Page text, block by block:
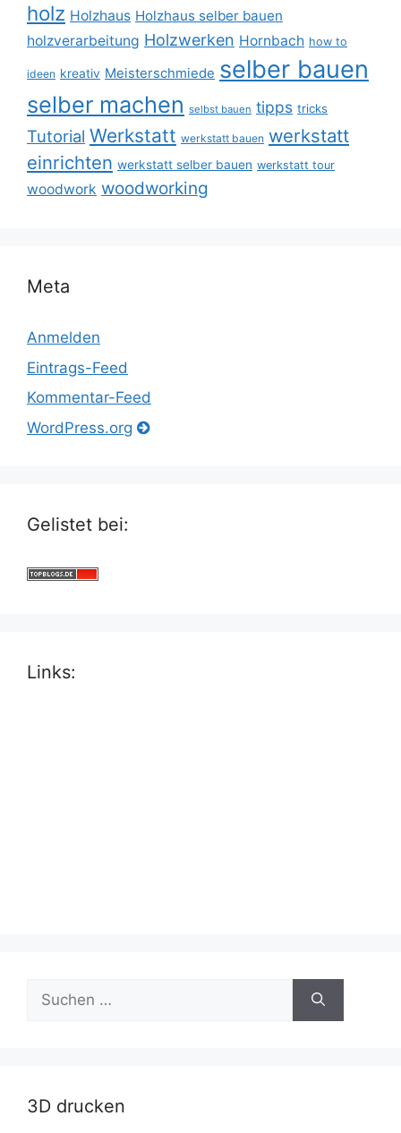
holz Holzhaus Holzhaus selber bauen
holzverarbeitung Holzwerken Hornbach how to
ideen kreativ Meisterschmiede selber bauen
selber machen selbst bauen tipps tricks
Tutorial Werkstatt werkstatt bauen werkstatt
einrichten werkstatt selber bauen werkstatt tour
woodwork woodworking
Meta
Anmelden
Eintrags-Feed
Kommentar-Feed
WordPress.org
Gelistet bei:
Links:
nach:
3D drucken